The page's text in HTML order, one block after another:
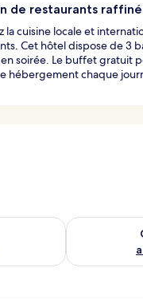
de restaurants
la cuisine locale et
Cet hôtel dispose de 3
soirée. Le buffet gratuit
hébergement chaque
août 8 - août 9
Vérifier la